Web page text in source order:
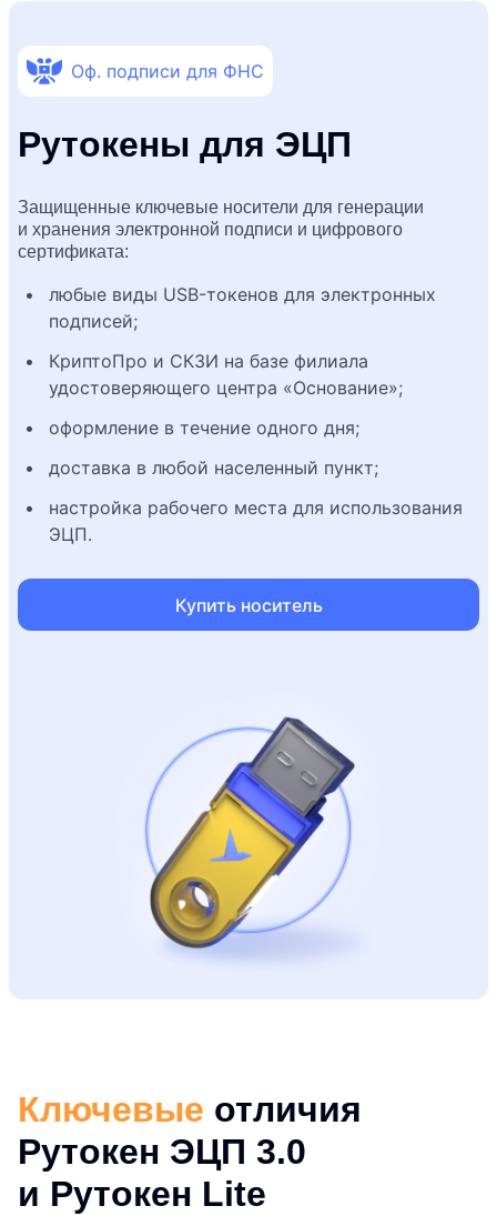
Оф. подписи для ФНС
Рутокены для ЭЦП
Защищенные ключевые носители для генерации
и хранения электронной подписи и цифрового
сертификата:
любые виды USB-токенов для электронных
подписей;
КриптоПро и СКЗИ на базе филиала
удостоверяющего центра «Основание»;
оформление в течение одного дня;
доставка в любой населенный пункт;
настройка рабочего места для использования
ЭЦП.
Купить носитель
Ключевые отличия
Рутокен ЭЦП 3.0
и Рутокен Lite